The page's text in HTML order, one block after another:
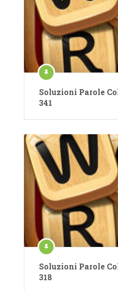
Soluzioni Parole
341
Soluzioni Parole
318